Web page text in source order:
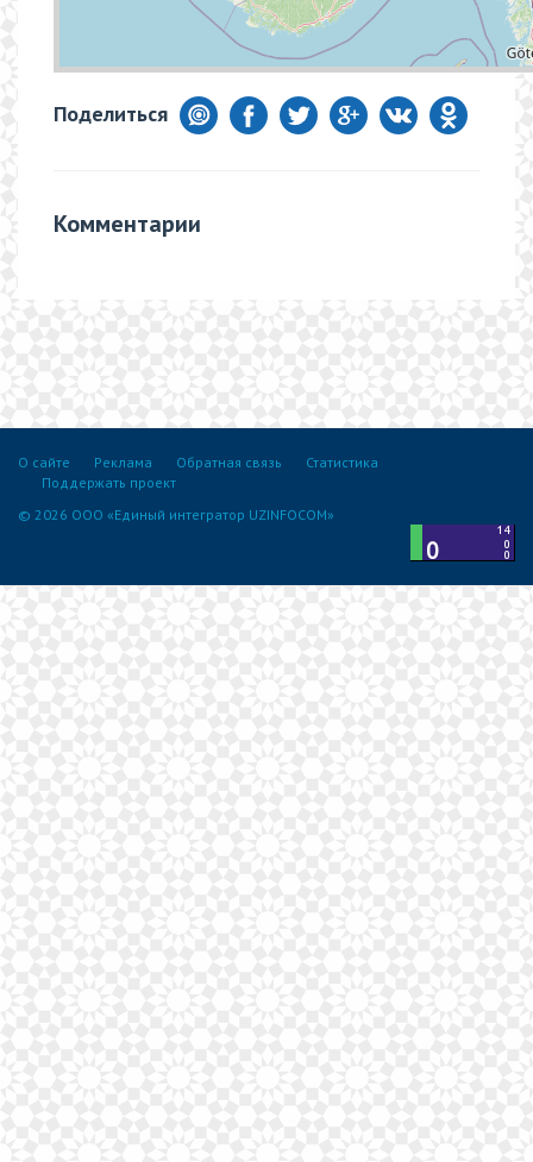
Поделиться
Комментарии
О сайте Реклама Обратная связь
Статистика
Поддержать проект
© 2026 ООО «Единый интегратор UZINFOCOM»